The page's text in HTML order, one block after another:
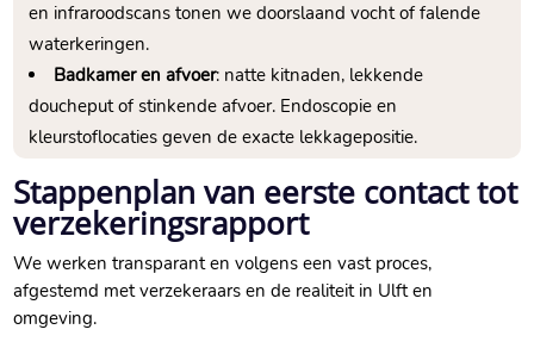
en infraroodscans tonen we doorslaand vocht of falende
waterkeringen.​
Badkamer en afvoer: natte kitnaden, lekkende
doucheput of stinkende afvoer.​ Endoscopie en
kleurstoflocaties geven de exacte lekkagepositie.​
Stappenplan van eerste contact tot
verzekeringsrapport
We werken transparant en volgens een vast proces,
afgestemd met verzekeraars en de realiteit in Ulft en
omgeving.​